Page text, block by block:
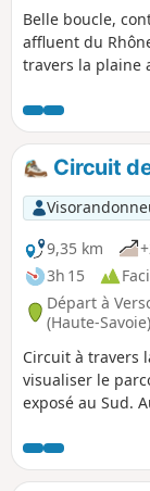
Belle boucle,
affluent du
travers la plaine
Circuit
9,35 km
3h 15
Départ à
(Haute-Savoie)
Circuit à travers
visualiser le
exposé au Sud.